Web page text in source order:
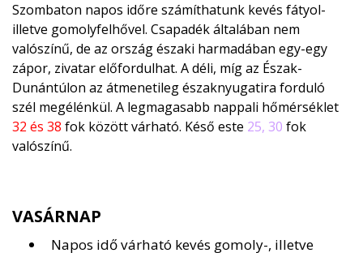
Szombaton napos időre számíthatunk kevés fátyol-
illetve gomolyfelhővel. Csapadék általában nem
valószínű, de az ország északi harmadában egy-egy
zápor, zivatar előfordulhat. A déli, míg az Észak-
Dunántúlon az átmenetileg északnyugatira forduló
szél megélénkül. A legmagasabb nappali hőmérséklet
32 és 38 fok között várható. Késő este 25, 30 fok
valószínű.
VASÁRNAP
Napos idő várható kevés gomoly-, illetve